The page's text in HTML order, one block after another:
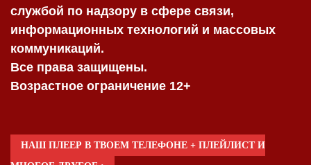
службой по надзору в сфере связи,
информационных технологий и массовых
коммуникаций.
Все права защищены.
Возрастное ограничение 12+
НАШ ПЛЕЕР В ТВОЕМ ТЕЛЕФОНЕ + ПЛЕЙЛИСТ И